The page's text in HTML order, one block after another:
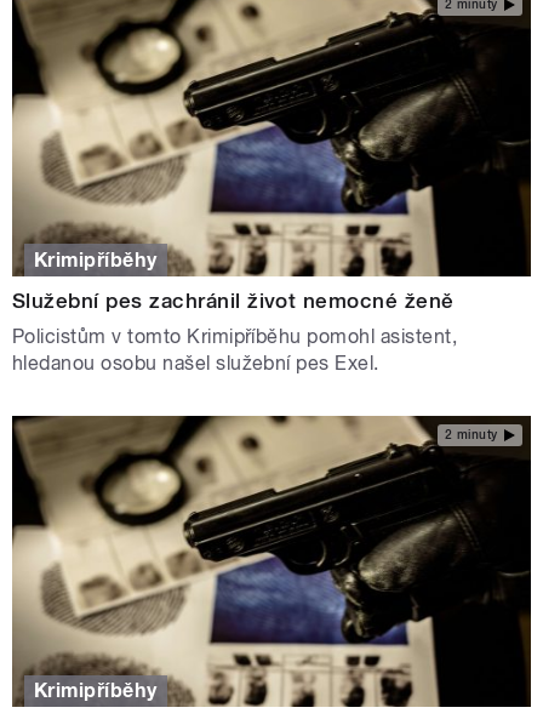
2 minuty
Krimipříběhy
Služební pes zachránil život nemocné ženě
Policistům v tomto Krimipříběhu pomohl asistent,
hledanou osobu našel služební pes Exel.
2 minuty
Krimipříběhy